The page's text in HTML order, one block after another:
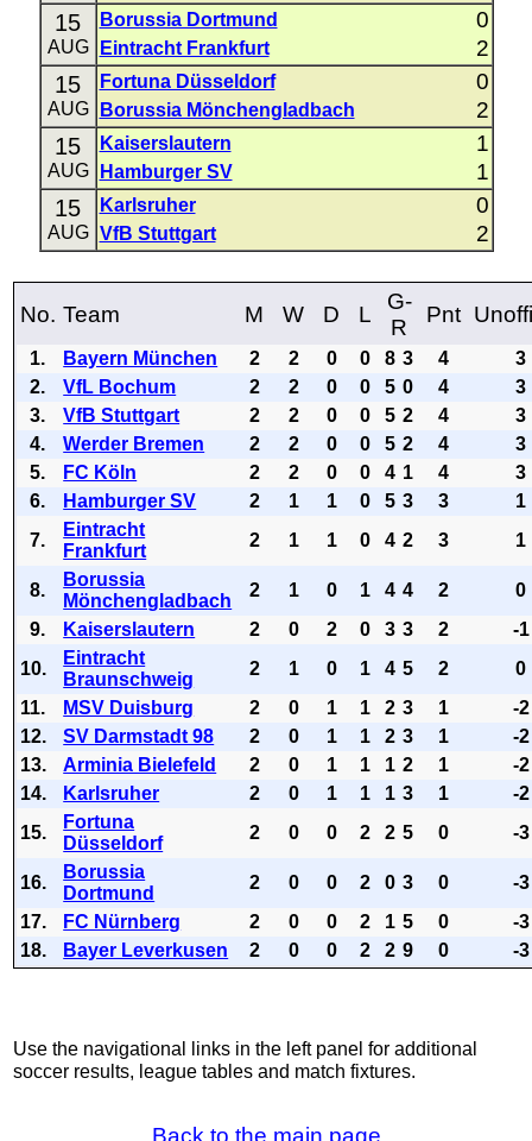
15
AUG
Borussia Dortmund 0
Eintracht Frankfurt 2
15
AUG
Fortuna Düsseldorf 0
Borussia Mönchengladbach 2
15
AUG
Kaiserslautern 1
Hamburger SV 1
15
AUG
Karlsruher 0
VfB Stuttgart 2
No. Team M W D L
G-
R
Pnt
1. Bayern München 2 2 0 0 8 3 4
3
2.
VfL Bochum 2 2 0 0 5 0 4
3
3.
VfB Stuttgart 2 2 0 0 5 2 4
3
4.
Werder Bremen 2 2 0 0 5 2 4
3
5.
FC Köln 2 2 0 0 4 1 4
3
6.
Hamburger SV 2 1 1 0 5 3 3
1
7.
Eintracht
Frankfurt
2 1 1 0 4 2 3 1
8.
Borussia
Mönchengladbach
2 1 0 1 4 4 2
0
9.
Kaiserslautern 2 0 2 0 3 3 2
-1
10.
Eintracht
Braunschweig
2 1 0 1 4 5 2
0
11.
MSV Duisburg 2 0 1 1 2 3 1
-2
12.
SV Darmstadt 98 2 0 1 1 2 3 1
-2
13.
Arminia Bielefeld 2 0 1 1 1 2 1
-2
14.
Karlsruher 2 0 1 1 1 3 1
-2
15.
Fortuna
Düsseldorf
2 0 0 2 2 5 0 -3
16.
Borussia
Dortmund
2 0 0 2 0 3 0
-3
17.
FC Nürnberg 2 0 0 2 1 5 0
-3
18.
Bayer Leverkusen 2 0 0 2 2 9 0 -3
Use the navigational links in the left panel for additional
soccer results, league tables and match fixtures.
Back to the main page